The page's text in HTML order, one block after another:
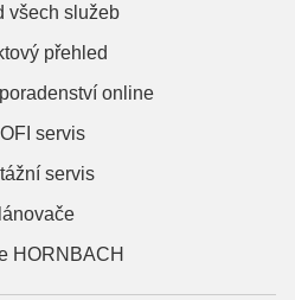
všech služeb
přehled
online
servis
servis
HORNBACH